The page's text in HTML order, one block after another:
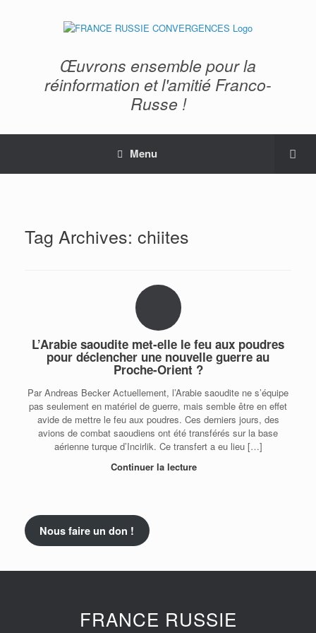
Œuvrons ensemble pour la
réinformation et l'amitié Franco-
Russe !
Menu
Tag Archives: chiites
L’Arabie saoudite met-elle le feu aux poudres
pour déclencher une nouvelle guerre au
Proche-Orient ?
Par Andreas Becker Actuellement, l’Arabie saoudite ne s’équipe
pas seulement en matériel de guerre, mais semble être en effet
avide de mettre le feu aux poudres. Ces derniers jours, des
avions de combat saoudiens ont été transférés sur la base
aérienne turque d’Incirlik. Ce transfert a eu lieu […]
Continuer la lecture
Nous faire un don !
FRANCE RUSSIE